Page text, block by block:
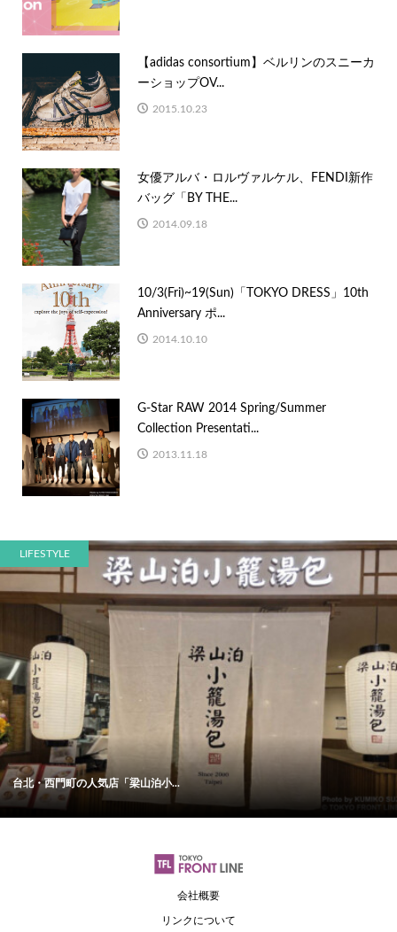
【adidas consortium】ベルリンのスニーカ
ーショップOV...
2015.10.23
女優アルバ・ロルヴァルケル、FENDI新作
バッグ「BY THE...
2014.09.18
10/3(Fri)~19(Sun)「TOKYO DRESS」10th
Anniversary ポ...
2014.10.10
G-Star RAW 2014 Spring/Summer
Collection Presentati...
2013.11.18
LIFESTYLE
台北・西門町の人気店「梁山泊小...
会社概要
リンクについて